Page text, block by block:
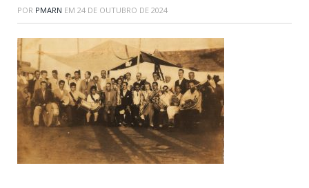
POR PMARN EM 24 DE OUTUBRO DE 2024